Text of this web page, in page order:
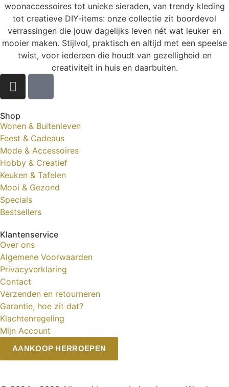
woonaccessoires tot unieke sieraden, van trendy kleding
tot creatieve DIY-items: onze collectie zit boordevol
verrassingen die jouw dagelijks leven nét wat leuker en
mooier maken. Stijlvol, praktisch en altijd met een speelse
twist, voor iedereen die houdt van gezelligheid en
creativiteit in huis en daarbuiten.
Shop
Wonen & Buitenleven
Feest & Cadeaus
Mode & Accessoires
Hobby & Creatief
Keuken & Tafelen
Mooi & Gezond
Specials
Bestsellers
Klantenservice
Over ons
Algemene Voorwaarden
Privacyverklaring
Contact
Verzenden en retourneren
Garantie, hoe zit dat?
Klachtenregeling
Mijn Account
AANKOOP HERROEPEN